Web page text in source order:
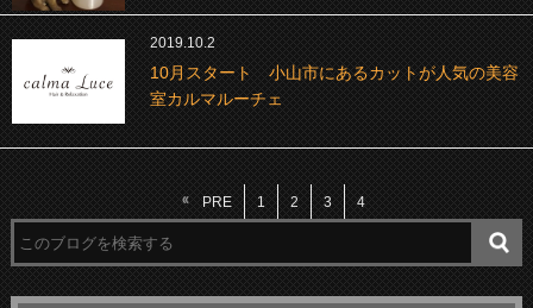
2019.10.2
10月スタート 小山市にあるカットが人気の美容
室カルマルーチェ
PRE 1 2 3 4